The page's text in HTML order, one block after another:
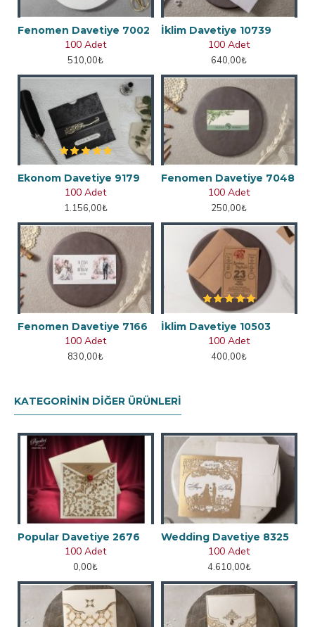
Fenomen Davetiye 7002
100 Adet
510,00₺
İklim Davetiye 10739
100 Adet
640,00₺
Ekonom Davetiye 9179
100 Adet
1.156,00₺
Fenomen Davetiye 7048
100 Adet
250,00₺
Fenomen Davetiye 7166
100 Adet
830,00₺
İklim Davetiye 10503
100 Adet
400,00₺
KATEGORININ DIĞER ÜRÜNLERI
Popular Davetiye 2676
100 Adet
0,00₺
Wedding Davetiye 8325
100 Adet
4.610,00₺